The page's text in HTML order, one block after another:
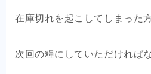
在庫切れを起こしてしまった
次回の糧にしていただければ